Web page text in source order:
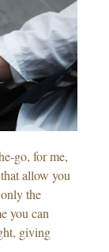
go, for me,
allow you
the
you can
giving